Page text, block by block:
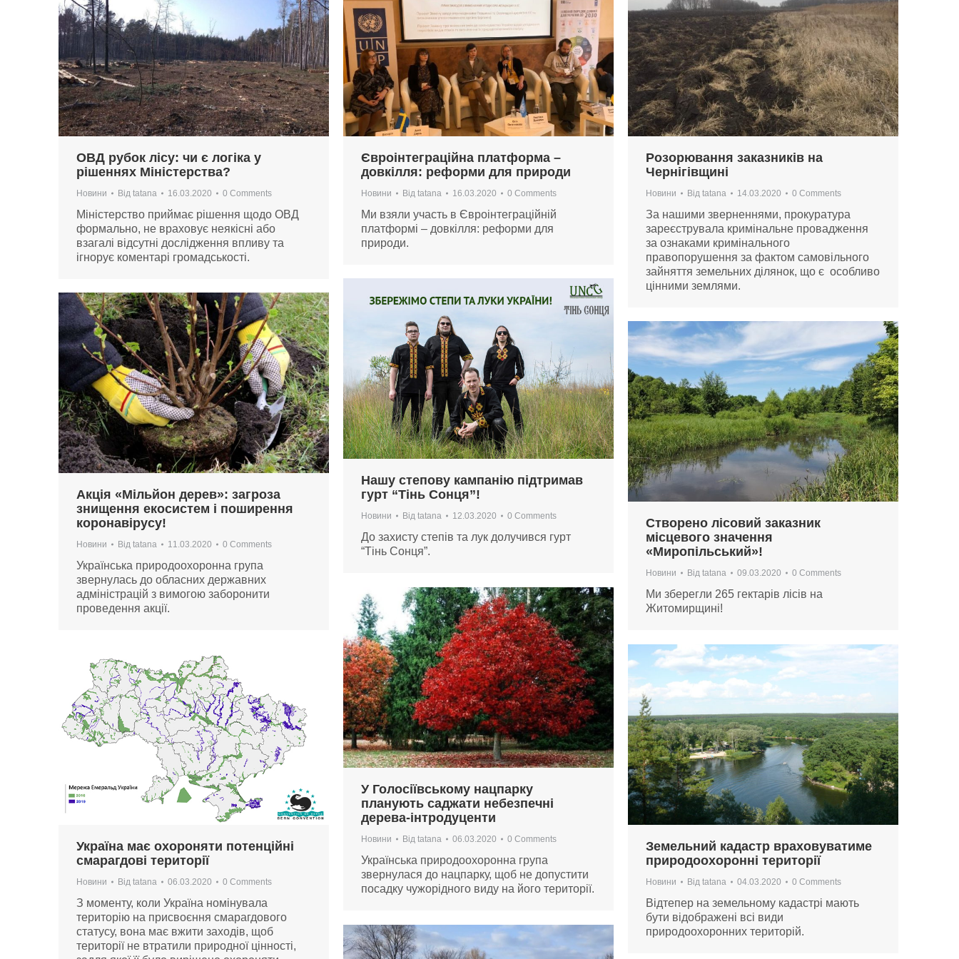
ОВД рубок лісу: чи є логіка у
рішеннях Міністерства?
Новини Від tatana 16.03.2020 0 Comments
Міністерство приймає рішення щодо ОВД
формально, не враховує неякісні або
взагалі відсутні дослідження впливу та
ігнорує коментарі громадськості.
Євроінтеграційна платформа –
довкілля: реформи для природи
Новини Від tatana 16.03.2020 0 Comments
Ми взяли участь в Євроінтеграційній
платформі – довкілля: реформи для
природи.
Розорювання заказників на
Чернігівщині
Новини Від tatana 14.03.2020 0 Comments
За нашими зверненнями, прокуратура
зареєструвала кримінальне провадження
за ознаками кримінального
правопорушення за фактом самовільного
зайняття земельних ділянок, що є особливо
цінними землями.
Нашу степову кампанію підтримав
гурт “Тінь Сонця”!
Новини Від tatana 12.03.2020 0 Comments
До захисту степів та лук долучився гурт
“Тінь Сонця”.
Акція «Мільйон дерев»: загроза
знищення екосистем і поширення
коронавірусу!
Новини Від tatana 11.03.2020 0 Comments
Українська природоохоронна група
звернулась до обласних державних
адміністрацій з вимогою заборонити
проведення акції.
Створено лісовий заказник
місцевого значення
«Миропільський»!
Новини Від tatana 09.03.2020 0 Comments
Ми зберегли 265 гектарів лісів на
Житомирщині!
У Голосіївському нацпарку
планують саджати небезпечні
дерева-інтродуценти
Новини Від tatana 06.03.2020 0 Comments
Українська природоохоронна група
звернулася до нацпарку, щоб не допустити
посадку чужорідного виду на його території.
Україна має охороняти потенційні
смарагдові території
Новини Від tatana 06.03.2020 0 Comments
З моменту, коли Україна номінувала
територію на присвоєння смарагдового
статусу, вона має вжити заходів, щоб
території не втратили природної цінності,
Земельний кадастр враховуватиме
природоохоронні території
Новини Від tatana 04.03.2020 0 Comments
Відтепер на земельному кадастрі мають
бути відображені всі види
природоохоронних територій.